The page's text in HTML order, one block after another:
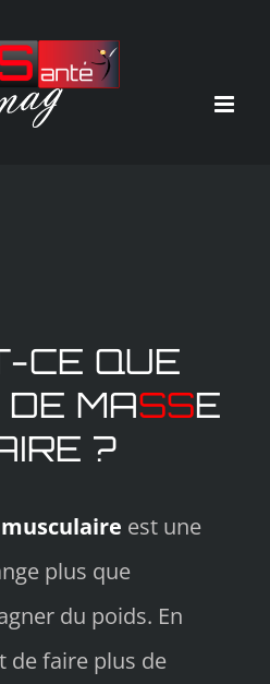
CE QUE
MASSE
?
musculaire est une
plus que
du poids. En
de faire plus de